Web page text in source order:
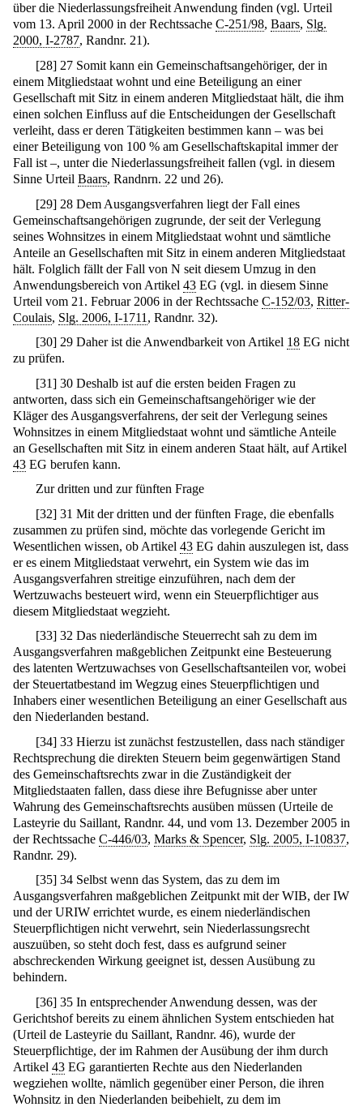
über die Niederlassungsfreiheit Anwendung finden (vgl. Urteil
vom 13. April 2000 in der Rechtssache C-251/98, Baars, Slg.
2000, I-2787, Randnr. 21).
[28] 27 Somit kann ein Gemeinschaftsangehöriger, der in
einem Mitgliedstaat wohnt und eine Beteiligung an einer
Gesellschaft mit Sitz in einem anderen Mitgliedstaat hält, die ihm
einen solchen Einfluss auf die Entscheidungen der Gesellschaft
verleiht, dass er deren Tätigkeiten bestimmen kann – was bei
einer Beteiligung von 100 % am Gesellschaftskapital immer der
Fall ist –, unter die Niederlassungsfreiheit fallen (vgl. in diesem
Sinne Urteil Baars, Randnrn. 22 und 26).
[29] 28 Dem Ausgangsverfahren liegt der Fall eines
Gemeinschaftsangehörigen zugrunde, der seit der Verlegung
seines Wohnsitzes in einem Mitgliedstaat wohnt und sämtliche
Anteile an Gesellschaften mit Sitz in einem anderen Mitgliedstaat
hält. Folglich fällt der Fall von N seit diesem Umzug in den
Anwendungsbereich von Artikel 43 EG (vgl. in diesem Sinne
Urteil vom 21. Februar 2006 in der Rechtssache C-152/03, Ritter-
Coulais, Slg. 2006, I-1711 , Randnr. 32).
[30] 29 Daher ist die Anwendbarkeit von Artikel 18 EG nicht
zu prüfen.
[31] 30 Deshalb ist auf die ersten beiden Fragen zu
antworten, dass sich ein Gemeinschaftsangehöriger wie der
Kläger des Ausgangsverfahrens, der seit der Verlegung seines
Wohnsitzes in einem Mitgliedstaat wohnt und sämtliche Anteile
an Gesellschaften mit Sitz in einem anderen Staat hält, auf Artikel
43 EG berufen kann.
Zur dritten und zur fünften Frage
[32] 31 Mit der dritten und der fünften Frage, die ebenfalls
zusammen zu prüfen sind, möchte das vorlegende Gericht im
Wesentlichen wissen, ob Artikel 43 EG dahin auszulegen ist, dass
er es einem Mitgliedstaat verwehrt, ein System wie das im
Ausgangsverfahren streitige einzuführen, nach dem der
Wertzuwachs besteuert wird, wenn ein Steuerpflichtiger aus
diesem Mitgliedstaat wegzieht.
[33] 32 Das niederländische Steuerrecht sah zu dem im
Ausgangsverfahren maßgeblichen Zeitpunkt eine Besteuerung
des latenten Wertzuwachses von Gesellschaftsanteilen vor, wobei
der Steuertatbestand im Wegzug eines Steuerpflichtigen und
Inhabers einer wesentlichen Beteiligung an einer Gesellschaft aus
den Niederlanden bestand.
[34] 33 Hierzu ist zunächst festzustellen, dass nach ständiger
Rechtsprechung die direkten Steuern beim gegenwärtigen Stand
des Gemeinschaftsrechts zwar in die Zuständigkeit der
Mitgliedstaaten fallen, dass diese ihre Befugnisse aber unter
Wahrung des Gemeinschaftsrechts ausüben müssen (Urteile de
Lasteyrie du Saillant, Randnr. 44, und vom 13. Dezember 2005 in
der Rechtssache C-446/03, Marks & Spencer, Slg. 2005, I-10837,
Randnr. 29).
[35] 34 Selbst wenn das System, das zu dem im
Ausgangsverfahren maßgeblichen Zeitpunkt mit der WIB, der IW
und der URIW errichtet wurde, es einem niederländischen
Steuerpflichtigen nicht verwehrt, sein Niederlassungsrecht
auszuüben, so steht doch fest, dass es aufgrund seiner
abschreckenden Wirkung geeignet ist, dessen Ausübung zu
behindern.
[36] 35 In entsprechender Anwendung dessen, was der
Gerichtshof bereits zu einem ähnlichen System entschieden hat
(Urteil de Lasteyrie du Saillant, Randnr. 46), wurde der
Steuerpflichtige, der im Rahmen der Ausübung der ihm durch
Artikel 43 EG garantierten Rechte aus den Niederlanden
wegziehen wollte, nämlich gegenüber einer Person, die ihren
Wohnsitz in den Niederlanden beibehielt, zu dem im